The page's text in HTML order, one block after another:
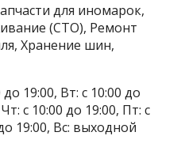
для иномарок,
(СТО), Ремонт
Хранение шин,
19:00, Вт: с 10:00 до
с 10:00 до 19:00, Пт: с
19:00, Вс: выходной